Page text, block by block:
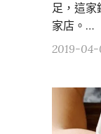
足，這家
家店。…
2019-04-